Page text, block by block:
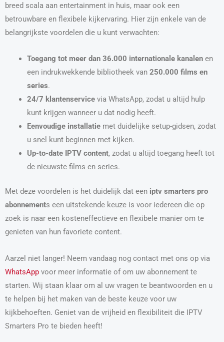
breed scala aan entertainment in huis, maar ook een
betrouwbare en flexibele kijkervaring. Hier zijn enkele van de
belangrijkste voordelen die u kunt verwachten:
Toegang tot meer dan 36.000 internationale kanalenen
een indrukwekkende bibliotheek van 250.000 films en
series.
24/7 klantenservicevia WhatsApp, zodat u altijd hulp
kunt krijgen wanneer u dat nodig heeft.
Eenvoudige installatiemet duidelijke setup-gidsen, zodat
u snel kunt beginnen met kijken.
Up-to-date IPTV content, zodat u altijd toegang heeft tot
de nieuwste films en series.
Met deze voordelen is het duidelijk dat een iptv smarters pro
abonnements een uitstekende keuze is voor iedereen die op
zoek is naar een kosteneffectieve en flexibele manier om te
genieten van hun favoriete content.
Aarzel niet langer! Neem vandaag nog contact met ons op via
WhatsApp voor meer informatie of om uw abonnement te
starten. Wij staan klaar om al uw vragen te beantwoorden en u
te helpen bij het maken van de beste keuze voor uw
kijkbehoeften. Geniet van de vrijheid en flexibiliteit die IPTV
Smarters Pro te bieden heeft!